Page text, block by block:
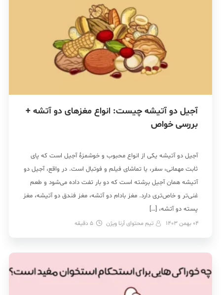
آجیل دو آتیشه چیست: انواع مغزهای دو آتشه +
بررسی خواص
آجیل دو آتیشه یکی از انواع محبوب و خوشمزۀ آجیل است که پای
ثابت مهمانی‌، سفر، یا تماشای فیلم و فوتبال است. در واقع، آجیل دو
آتیشه همان آجیل برشته است که دو بار تفت داده می‌شود و طعم
غنی‌تر و خاص‌تری دارد. مغز بادام دو آتشه، مغز فندق دو آتیشه، مغز
پسته دو آتشه، […]
04 بهمن 1403 تیم محتوای آرنا ویژن 5 دقیقه